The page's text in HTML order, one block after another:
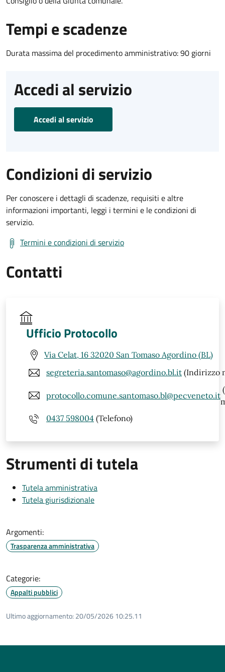
Tempi e scadenze
Durata massima del procedimento amministrativo: 90 giorni
Accedi al servizio
Accedi al servizio
Condizioni di servizio
Per conoscere i dettagli di scadenze, requisiti e altre
informazioni importanti, leggi i termini e le condizioni di
servizio.
Termini e condizioni di servizio
Contatti
Ufficio Protocollo
Via Celat, 16 32020 San Tomaso Agordino (BL)
segreteria.santomaso@agordino.bl.it (Indirizzo
protocollo.comune.santomaso.bl@pecveneto.it
0437 598004 (Telefono)
Strumenti di tutela
Tutela amministrativa
Tutela giurisdizionale
Argomenti:
Trasparenza amministrativa
Categorie:
Appalti pubblici
Ultimo aggiornamento: 20/05/2026 10:25.11